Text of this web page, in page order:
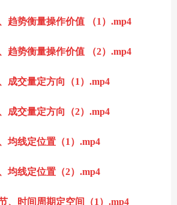
趋势衡量操作价值 （1）.mp4
趋势衡量操作价值 （2）.mp4
成交量定方向（1）.mp4
成交量定方向（2）.mp4
均线定位置（1）.mp4
均线定位置（2）.mp4
、时间周期定空间（1）.mp4